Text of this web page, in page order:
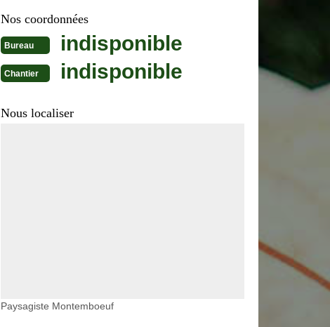
Nos coordonnées
Bureau indisponible
Chantier indisponible
Nous localiser
Paysagiste Montemboeuf